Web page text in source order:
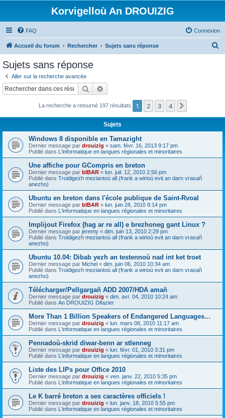
Korvigelloù An DROUIZIG
FAQ Connexion
Accueil du forum Rechercher Sujets sans réponse
c
Sujets sans réponse
Aller sur la recherche avancée
Rechercher
La recherche a retourné 197 résultats 1 2 3 4
Sujets
Windows 8 disponible en Tamazight
Dernier message par drouizig « sam. févr. 16, 2013 9:17 pm
Publié dans L'informatique en langues régionales et minoritaires
Une affiche pour GCompris en breton
Dernier message par bIBAR « lun. juil. 12, 2010 2:56 pm
Publié dans Troidigezh meziantoù all (frank a wirioù evit an darn vrasañ
anezho)
Ubuntu en breton dans l'école publique de Saint-Rvoal
Dernier message par bIBAR « lun. juin 28, 2010 8:14 pm
Publié dans L'informatique en langues régionales et minoritaires
Implijout Firefox (hag ar re all) e brezhoneg gant Linux ?
Dernier message par jeremy « dim. juin 13, 2010 2:29 pm
Publié dans Troidigezh meziantoù all (frank a wirioù evit an darn vrasañ
anezho)
Ubuntu 10.04: Dibab yezh an testennoù nad int ket troet
Dernier message par Michel « dim. juin 06, 2010 10:34 am
Publié dans Troidigezh meziantoù all (frank a wirioù evit an darn vrasañ
anezho)
Télécharger/Pellgargañ ADD 2007/HDA amañ
Dernier message par drouizig « dim. avr. 04, 2010 10:24 am
Publié dans An DROUIZIG Difazier
More Than 1 Billion Speakers of Endangered Languages...
Dernier message par drouizig « lun. mars 08, 2010 11:17 am
Publié dans L'informatique en langues régionales et minoritaires
Pennadoù-skrid diwar-benn ar stlenneg
Dernier message par drouizig « lun. févr. 01, 2010 3:31 pm
Publié dans L'informatique en langues régionales et minoritaires
Liste des LIPs pour Office 2010
Dernier message par drouizig « ven. janv. 22, 2010 5:35 pm
Publié dans L'informatique en langues régionales et minoritaires
Le K barré breton a ses caractères officiels !
Dernier message par drouizig « lun. janv. 18, 2010 5:55 pm
Publié dans L'informatique en langues régionales et minoritaires